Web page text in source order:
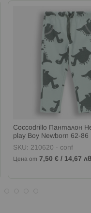
Coccodrillo Панталон
play Boy Newborn 62-86
SKU: 210620 - conf
Цена от 7,50 € / 14,67